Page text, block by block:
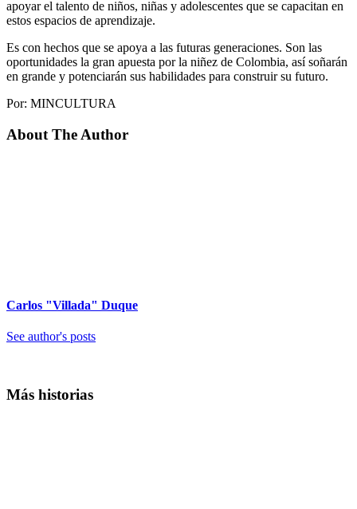
apoyar el talento de niños, niñas y adolescentes que se capacitan en
estos espacios de aprendizaje.
Es con hechos que se apoya a las futuras generaciones. Son las
oportunidades la gran apuesta por la niñez de Colombia, así soñarán
en grande y potenciarán sus habilidades para construir su futuro.
Por: MINCULTURA
About The Author
Carlos "Villada" Duque
See author's posts
Más historias